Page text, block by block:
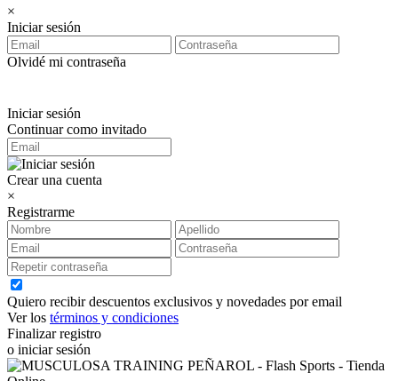
×
Iniciar sesión
Olvidé mi contraseña
Iniciar sesión
Continuar como invitado
Crear una cuenta
×
Registrarme
Quiero recibir descuentos exclusivos y novedades por email
Ver los términos y condiciones
Finalizar registro
o iniciar sesión